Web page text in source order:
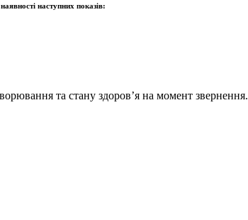
наступних показів:
та стану здоров’я на момент звернення.